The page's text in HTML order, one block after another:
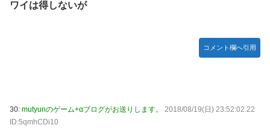
ワイは得しないが
コメント欄へ引用
30: mutyunのゲーム+αブログがお送りします。
2018/08/19(日) 23:52:02.22
ID:5qmhCDi10